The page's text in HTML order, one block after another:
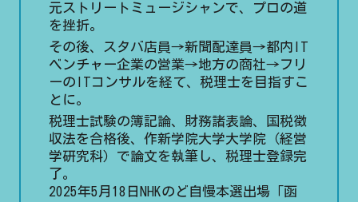
元ストリートミュージシャンで、プロの道
を挫折。
その後、スタバ店員→新聞配達員→都内IT
ベンチャー企業の営業→地方の商社→フリ
ーのITコンサルを経て、税理士を目指すこ
とに。
税理士試験の簿記論、財務諸表論、国税徴
収法を合格後、作新学院大学大学院（経営
学研究科）で論文を執筆し、税理士登録完
了。
2025年5月18日NHKのど自慢本選出場「函